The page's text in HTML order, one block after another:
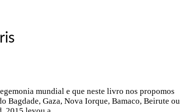
mundial e que neste livro nos propomos
Bagdade, Gaza, Nova Iorque, Bamaco, Beirute ou